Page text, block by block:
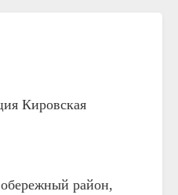
Кировская
район,